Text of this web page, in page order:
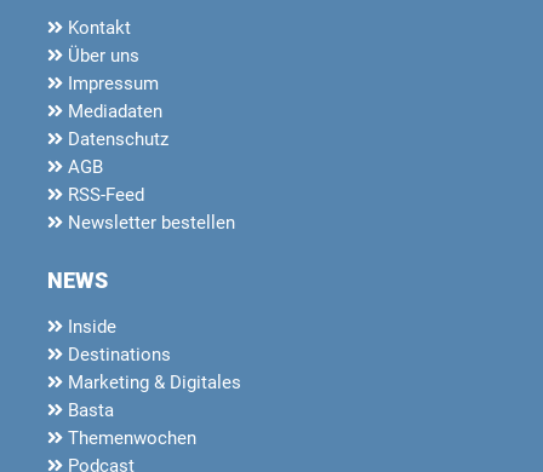
Kontakt
Über uns
Impressum
Mediadaten
Datenschutz
AGB
RSS-Feed
Newsletter bestellen
NEWS
Inside
Destinations
Marketing & Digitales
Basta
Themenwochen
Podcast